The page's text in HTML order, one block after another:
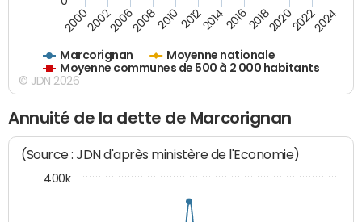
Marcorignan
Moyenne nationale
Moyenne communes de 500 à 2 000 habitants
200020022006200820102012201420162018202020222024
© JDN 2026
Annuité de la dette de Marcorignan
(Source : JDN d'après ministère de l'Economie)
400k